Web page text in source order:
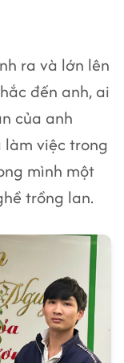
ra và lớn lên
đến anh, ai
của anh
làm việc trong
mình một
trồng lan.